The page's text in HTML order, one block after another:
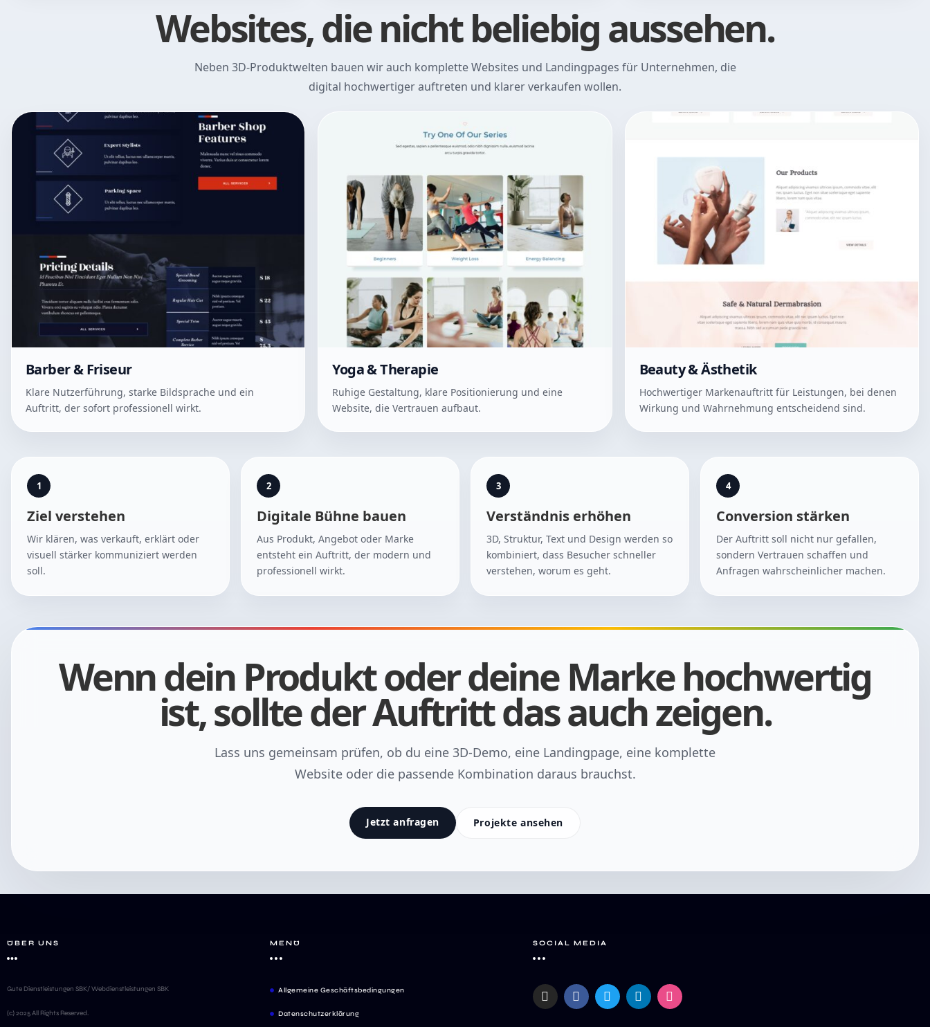
Websites, die nicht beliebig aussehen.
Neben 3D-Produktwelten bauen wir auch komplette Websites und Landingpages für Unternehmen, die
digital hochwertiger auftreten und klarer verkaufen wollen.
Barber & Friseur
Klare Nutzerführung, starke Bildsprache und ein
Auftritt, der sofort professionell wirkt.
Yoga & Therapie
Ruhige Gestaltung, klare Positionierung und eine
Website, die Vertrauen aufbaut.
Beauty & Ästhetik
Hochwertiger Markenauftritt für Leistungen, bei denen
Wirkung und Wahrnehmung entscheidend sind.
1
Ziel verstehen
Wir klären, was verkauft, erklärt oder
visuell stärker kommuniziert werden
soll.
2
Digitale Bühne bauen
Aus Produkt, Angebot oder Marke
entsteht ein Auftritt, der modern und
professionell wirkt.
3
Verständnis erhöhen
3D, Struktur, Text und Design werden so
kombiniert, dass Besucher schneller
verstehen, worum es geht.
4
Conversion stärken
Der Auftritt soll nicht nur gefallen,
sondern Vertrauen schaffen und
Anfragen wahrscheinlicher machen.
Wenn dein Produkt oder deine Marke hochwertig
ist, sollte der Auftritt das auch zeigen.
Lass uns gemeinsam prüfen, ob du eine 3D-Demo, eine Landingpage, eine komplette
Website oder die passende Kombination daraus brauchst.
Jetzt anfragen Projekte ansehen
ÜBER UNS
Gute Dienstleistungen SBK/ Webdienstleistungen SBK
(c) 2025 All Rights Reserved.
MENÜ
Allgemeine Geschäftsbedingungen
Datenschutzerklärung
SOCIAL MEDIA